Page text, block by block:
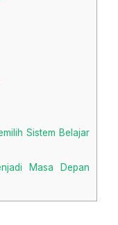
Sistem Belajar
Masa Depan